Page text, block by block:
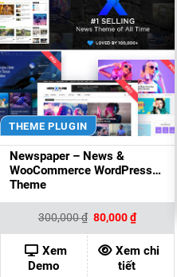
THEME PLUGIN
Newspaper – News &
WooCommerce WordPress
Theme
300,000₫ Giá
gốc
là:
300,000 ₫.
80,000₫Giá
hiện
tại
là:
80,000 ₫.
Xem
Demo
Xem chi
tiết